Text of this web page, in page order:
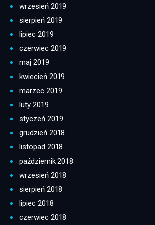
wrzesień 2019
sierpień 2019
lipiec 2019
czerwiec 2019
maj 2019
kwiecień 2019
marzec 2019
luty 2019
styczeń 2019
grudzień 2018
listopad 2018
październik 2018
wrzesień 2018
sierpień 2018
lipiec 2018
czerwiec 2018